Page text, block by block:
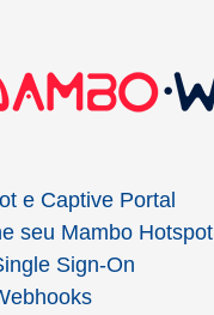
e Captive Portal
seu Mambo Hotspot
Sign-On